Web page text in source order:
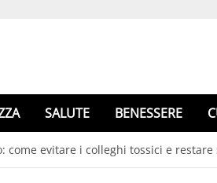
SALUTE BENESSERE
come evitare i colleghi tossici e restare